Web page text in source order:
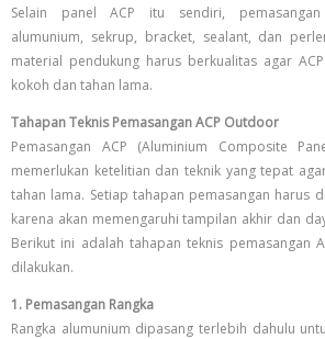
Selain panel ACP itu sendiri, pemasangan
alumunium, sekrup, bracket, sealant, dan
material pendukung harus berkualitas agar
kokoh dan tahan lama.
Tahapan Teknis Pemasangan ACP Outdoor
Pemasangan ACP (Aluminium Composite
memerlukan ketelitian dan teknik yang tepat
tahan lama. Setiap tahapan pemasangan harus
karena akan memengaruhi tampilan akhir dan
Berikut ini adalah tahapan teknis pemasangan
dilakukan.
1. Pemasangan Rangka
Rangka alumunium dipasang terlebih dahulu